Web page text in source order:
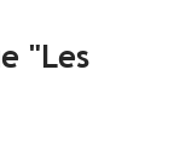
"Les